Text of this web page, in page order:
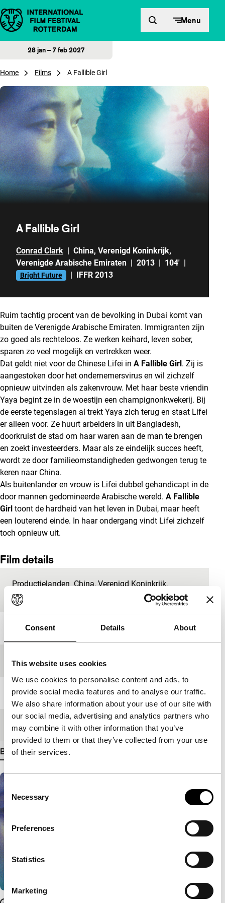
Consent Details About
This website uses cookies
We use cookies to personalise content and ads, to
provide social media features and to analyse our traffic.
We also share information about your use of our site with
our social media, advertising and analytics partners who
may combine it with other information that you’ve
provided to them or that they’ve collected from your use
of their services.
Consent
Selection
Necessary
Preferences
Statistics
Marketing
Direct naar inhoud Menu
28 jan – 7 feb 2027
Home Films A Fallible Girl
A Fallible Girl
Conrad Clark | China, Verenigd Koninkrijk,
Verenigde Arabische Emiraten | 2013 | 104' |
Bright Future | IFFR 2013
Ruim tachtig procent van de bevolking in Dubai komt van
buiten de Verenigde Arabische Emiraten. Immigranten zijn
zo goed als rechteloos. Ze werken keihard, leven sober,
sparen zo veel mogelijk en vertrekken weer.
Dat geldt niet voor de Chinese Lifei in A Fallible Girl. Zij is
aangestoken door het ondernemersvirus en wil zichzelf
opnieuw uitvinden als zakenvrouw. Met haar beste vriendin
Yaya begint ze in de woestijn een champignonkwekerij. Bij
de eerste tegenslagen al trekt Yaya zich terug en staat Lifei
er alleen voor. Ze huurt arbeiders in uit Bangladesh,
doorkruist de stad om haar waren aan de man te brengen
en zoekt investeerders. Maar als ze eindelijk succes heeft,
wordt ze door familieomstandigheden gedwongen terug te
keren naar China.
Als buitenlander en vrouw is Lifei dubbel gehandicapt in de
door mannen gedomineerde Arabische wereld. A Fallible
Girl toont de hardheid van het leven in Dubai, maar heeft
een louterend einde. In haar ondergang vindt Lifei zichzelf
toch opnieuw uit.
Film details
Productielanden China,Verenigd Koninkrijk,
Verenigde Arabische Emiraten
Jaar
Festivaleditie IFFR 2013
Lengte 104'
Medium/FormaatHDcam
Bekijk meer details